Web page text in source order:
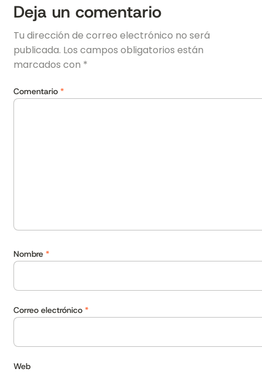
Deja un comentario
Tu dirección de correo electrónico no será
publicada. Los campos obligatorios están
marcados con *
Comentario *
Nombre *
Correo electrónico *
Web